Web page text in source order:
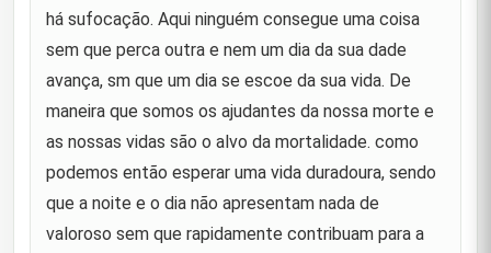
17
recusaram a lutar a seu lado : "Eles abandonaram
o que é certo mas não suportaram o que é errado."
"Aquele que galopa com as rédeas soltas tropeça
na morte."
19
"Perdoai as falhas das pessoas de consideração,
porque quando caem no erro, Deus as ergue."
há sufocação. Aqui ninguém consegue uma coisa
sem que perca outra e nem um dia da sua dade
avança, sm que um dia se escoe da sua vida. De
maneira que somos os ajudantes da nossa morte e
as nossas vidas são o alvo da mortalidade. como
podemos então esperar uma vida duradoura, sendo
que a noite e o dia não apresentam nada de
valoroso sem que rapidamente contribuam para a